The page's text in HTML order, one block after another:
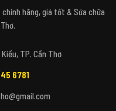
✕
lý công nghệ
📱✨
thoại,
bao da, kính
hãng, giá tốt & Sửa chữa
TP. Cần Thơ
6781